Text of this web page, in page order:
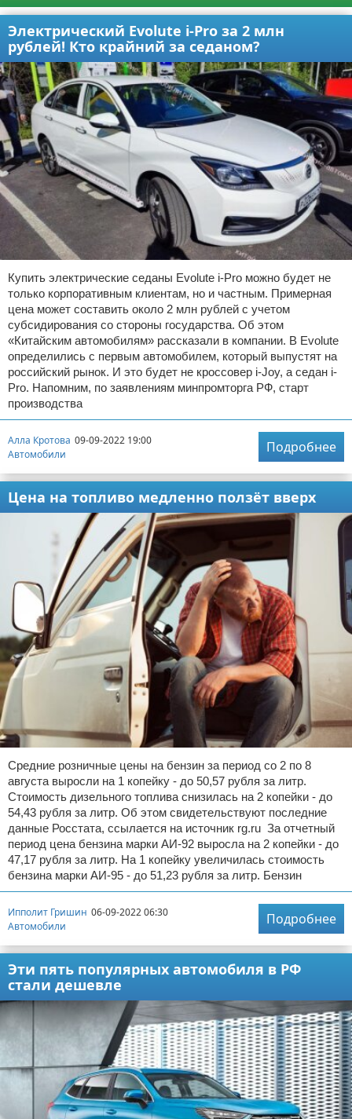
Электрический Evolute i-Pro за 2 млн
рублей! Кто крайний за седаном?
Купить электрические седаны Evolute i-Pro можно будет не
только корпоративным клиентам, но и частным. Примерная
цена может составить около 2 млн рублей с учетом
субсидирования со стороны государства. Об этом
«Китайским автомобилям» рассказали в компании. В Evolute
определились с первым автомобилем, который выпустят на
российский рынок. И это будет не кроссовер i-Joy, а седан i-
Pro. Напомним, по заявлениям минпромторга РФ, старт
производства
Алла Кротова 09-09-2022 19:00
Автомобили
Подробнее
Цена на топливо медленно ползёт вверх
Средние розничные цены на бензин за период со 2 по 8
августа выросли на 1 копейку - до 50,57 рубля за литр.
Стоимость дизельного топлива снизилась на 2 копейки - до
54,43 рубля за литр. Об этом свидетельствуют последние
данные Росстата, ссылается на источник rg.ru За отчетный
период цена бензина марки АИ-92 выросла на 2 копейки - до
47,17 рубля за литр. На 1 копейку увеличилась стоимость
бензина марки АИ-95 - до 51,23 рубля за литр. Бензин
Ипполит Гришин 06-09-2022 06:30
Автомобили
Подробнее
Эти пять популярных автомобиля в РФ
стали дешевле